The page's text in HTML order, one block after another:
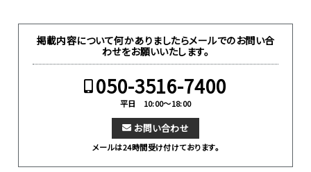
掲載内容について何かありましたらメールでのお問い合
わせをお願いいたします。
050-3516-7400
平日 10:00～18:00
お問い合わせ
メールは24時間受け付けております。